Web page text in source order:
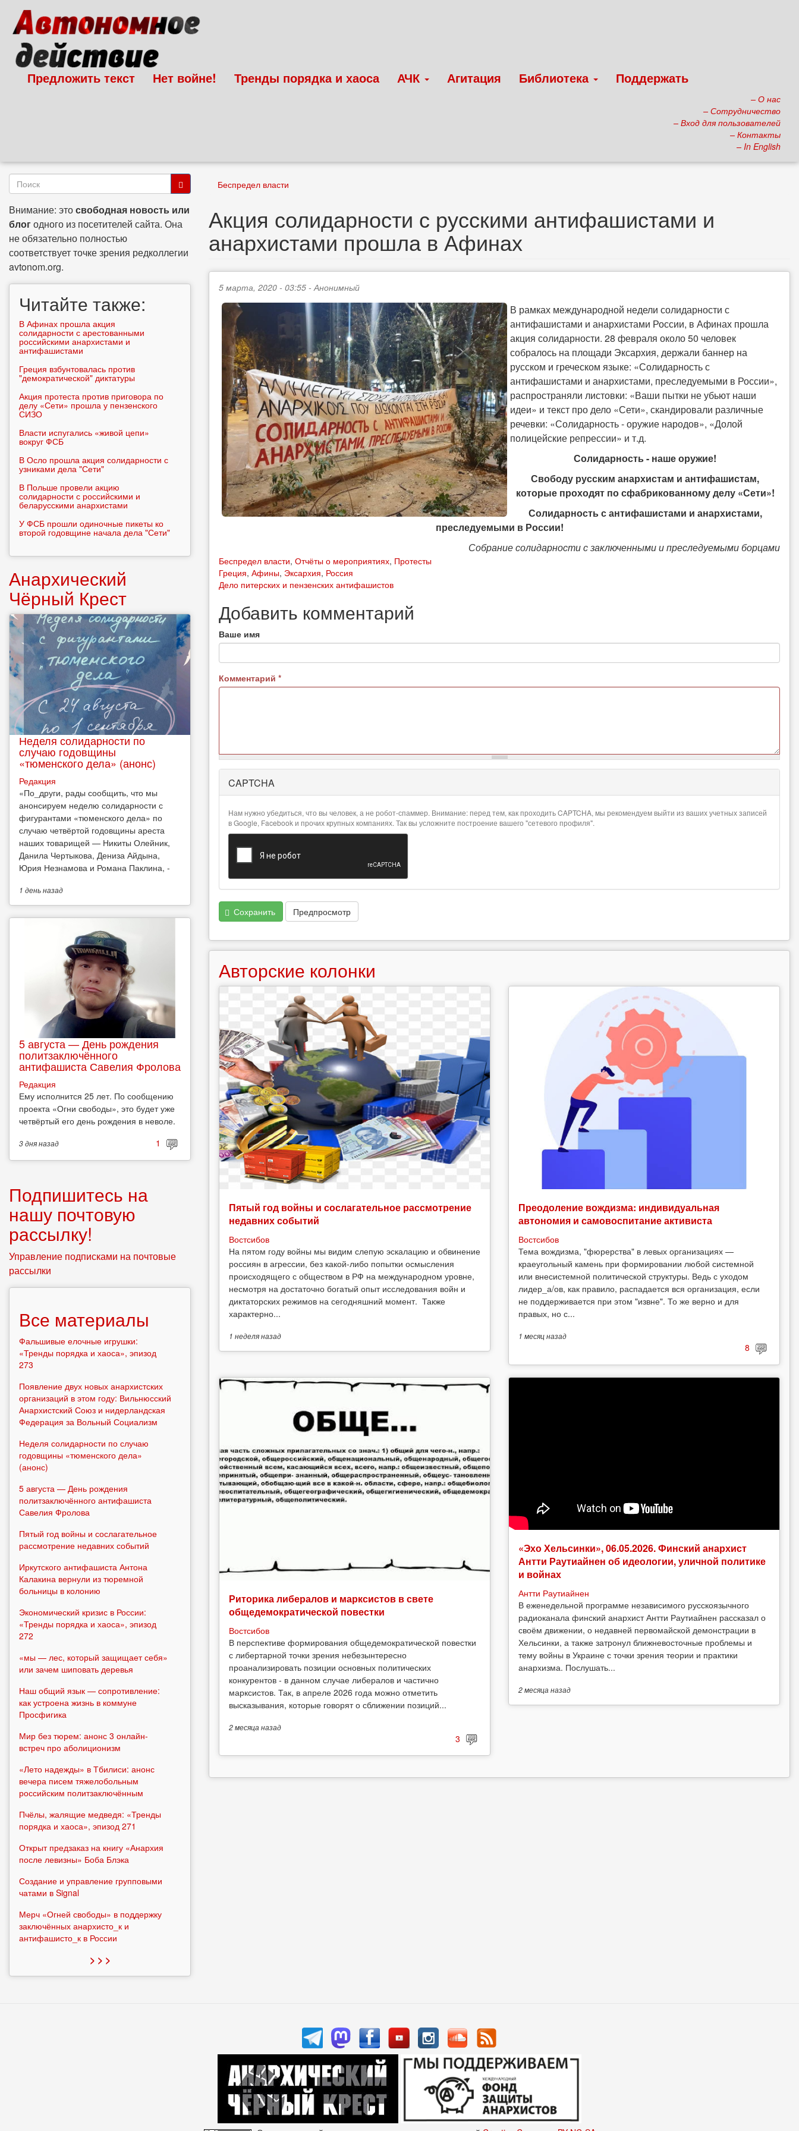
основному
содержанию
Предложить текст Нет войне! Тренды порядка и хаоса АЧК Агитация Библиотека Поддержать
– О нас
– Сотрудничество
– Вход для пользователей
– Контакты
– In English
Беспредел власти
Акция солидарности с русскими антифашистами и
анархистами прошла в Афинах
5 марта, 2020 - 03:55 -Анонимный
В рамках международной недели солидарности с
антифашистами и анархистами России, в Афинах прошла
акция солидарности. 28 февраля около 50 человек
собралось на площади Эксархия, держали баннер на
русском и греческом языке: «Солидарность с
антифашистами и анархистами, преследуемыми в России»,
распространяли листовки: «Ваши пытки не убьют наши
идеи» и текст про дело «Сети», скандировали различные
речевки: «Солидарность - оружие народов», «Долой
полицейские репрессии» и т.д.
Солидарность - наше оружие!
Свободу русским анархистам и антифашистам,
которые проходят по сфабрикованному делу «Сети»!
Солидарность с антифашистами и анархистами,
преследуемыми в России!
Собрание солидарности с заключенными и преследуемыми борцами
Беспредел власти, Отчёты о мероприятиях, Протесты
Греция, Афины, Эксархия, Россия
Дело питерских и пензенских антифашистов
Добавить комментарий
Ваше имя
Комментарий *
информация
CAPTCHA
Нам нужно убедиться, что вы человек, а не робот-спаммер. Внимание: перед тем, как проходить CAPTCHA, мы рекомендуем выйти из ваших учетных записей
в Google, Facebook и прочих крупных компаниях. Так вы усложните построение вашего "сетевого профиля".
Сохранить Предпросмотр
Авторские колонки
Пятый год войны и сослагательное рассмотрение
недавних событий
Востсибов
На пятом году войны мы видим слепую эскалацию и обвинение
россиян в агрессии, без какой-либо попытки осмысления
происходящего с обществом в РФ на международном уровне,
несмотря на достаточно богатый опыт исследования войн и
диктаторских режимов на сегодняшний момент. Также
характерно...
1 неделяназад
Преодоление вождизма: индивидуальная
автономия и самовоспитание активиста
Востсибов
Тема вождизма, "фюрерства" в левых организациях —
краеугольный камень при формировании любой системной
или внесистемной политической структуры. Ведь с уходом
лидер_а/ов, как правило, распадается вся организация, если
не поддерживается при этом "извне". То же верно и для
правых, но с...
1 месяцназад
8
Риторика либералов и марксистов в свете
общедемократической повестки
Востсибов
В перспективе формирования общедемократической повестки
с либертарной точки зрения небезынтересно
проанализировать позиции основных политических
конкурентов - в данном случае либералов и частично
марксистов. Так, в апреле 2026 года можно отметить
высказывания, которые говорят о сближении позиций...
2 месяца назад
3
«Эхо Хельсинки», 06.05.2026. Финский анархист
Антти Раутиайнен об идеологии, уличной политике
и войнах
Антти Раутиайнен
В еженедельной программе независимого русскоязычного
радиоканала финский анархист Антти Раутиайнен рассказал о
своём движении, о недавней первомайской демонстрации в
Хельсинки, а также затронул ближневосточные проблемы и
тему войны в Украине с точки зрения теории и практики
анархизма. Послушать...
2 месяца назад
Форма
поиска
Внимание: этосвободная новость или
блогодного из посетителей сайта. Она
не обязательно полностью
соответствует точке зрения редколлегии
avtonom.org.
Читайте также:
В Афинах прошла акция
солидарности с арестованными
российскими анархистами и
антифашистами
Греция взбунтовалась против
"демократической" диктатуры
Акция протеста против приговора по
делу «Сети» прошла у пензенского
СИЗО
Власти испугались «живой цепи»
вокруг ФСБ
В Осло прошла акция солидарности с
узниками дела "Сети"
В Польше провели акцию
солидарности с российскими и
беларусскими анархистами
У ФСБ прошли одиночные пикеты ко
второй годовщине начала дела "Сети"
Анархический
Чёрный Крест
Неделя солидарности по
случаю годовщины
«тюменского дела» (анонс)
Редакция
​«По_други, рады сообщить, что мы
анонсируем неделю солидарности с
фигурантами «тюменского дела» по
случаю четвёртой годовщины ареста
наших товарищей — Никиты Олейник,
Данила Чертыкова, Дениза Айдына,
Юрия Незнамова и Романа Паклина, -
1 деньназад
5 августа — День рождения
политзаключённого
антифашиста Савелия Фролова
Редакция
Ему исполнится 25 лет. По сообщению
проекта «Огни свободы», это будет уже
четвёртый его день рождения в неволе.
3 дняназад 1
Подпишитесь на
нашу почтовую
рассылку!
Управление подписками на почтовые
рассылки
Все материалы
Фальшивые елочные игрушки:
«Тренды порядка и хаоса», эпизод
273
Появление двух новых анархистских
организаций в этом году: Вильнюсский
Анархистский Союз и нидерландская
Федерация за Вольный Социализм
Неделя солидарности по случаю
годовщины «тюменского дела»
(анонс)
5 августа — День рождения
политзаключённого антифашиста
Савелия Фролова
Пятый год войны и сослагательное
рассмотрение недавних событий
Иркутского антифашиста Антона
Калакина вернули из тюремной
больницы в колонию
Экономический кризис в России:
«Тренды порядка и хаоса», эпизод
272
«мы — лес, который защищает себя»
или зачем шиповать деревья
Наш общий язык — сопротивление:
как устроена жизнь в коммуне
Просфигика
Мир без тюрем: анонс 3 онлайн-
встреч про аболиционизм
«Лето надежды» в Тбилиси: анонс
вечера писем тяжелобольным
российским политзаключённым
Пчёлы, жалящие медведя: «Тренды
порядка и хаоса», эпизод 271
Открыт предзаказ на книгу «Анархия
после левизны» Боба Блэка
Создание и управление групповыми
чатами в Signal
Мерч «Огней свободы» в поддержку
заключённых анархисто_к и
антифашисто_к в России
> > >